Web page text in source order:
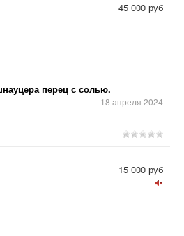
перец с солью.
18 апреля 2024
45 000 руб
15 000 руб